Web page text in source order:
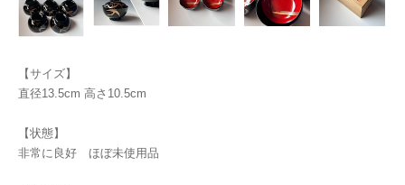
【サイズ】
直径13.5cm 高さ10.5cm
【状態】
非常に良好 ほぼ未使用品